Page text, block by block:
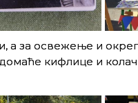
а за освежење и
кифлице и